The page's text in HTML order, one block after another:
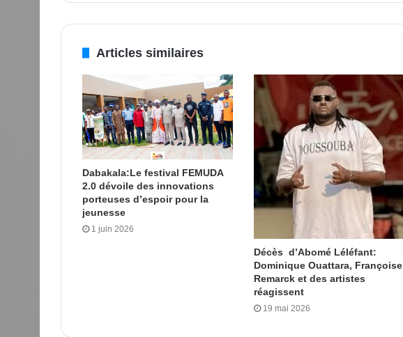
Articles similaires
Dabakala:Le festival FEMUDA
2.0 dévoile des innovations
porteuses d’espoir pour la
jeunesse
1 juin 2026
Décès d’Abomé Léléfant:
Dominique Ouattara, Françoise
Remarck et des artistes
réagissent
19 mai 2026